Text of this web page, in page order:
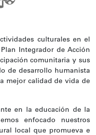
culturales en el
Integrador de Acción
comunitaria y sus
de desarrollo humanista
mejor calidad de vida de
en la educación de la
enfocado nuestros
local que promueva e